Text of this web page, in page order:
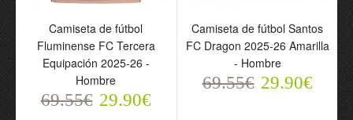
Camiseta de fútbol
Flamengo Primera
Conjunto Flamengo
Camiseta de fútbol
Fluminense FC Tercera
Equipación 2025-26 -
Hombre
69.55€ 29.90€
Camiseta de fútbol Santos
FC Dragon 2025-26 Amarilla
- Hombre
69.55€ 29.90€